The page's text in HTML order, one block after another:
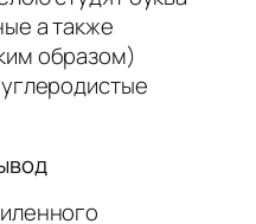
а также
образом)